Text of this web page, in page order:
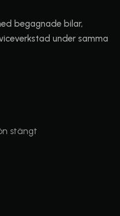
begagnade bilar,
under samma
stängt